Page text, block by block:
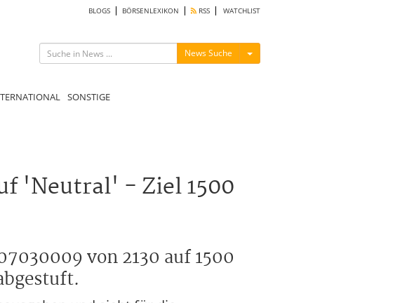
BLOGS BÖRSENLEXIKON RSS WATCHLIST
News Suche Menü ein-/ausblenden
SONSTIGE
'Neutral' - Ziel 1500
von 2130 auf 1500